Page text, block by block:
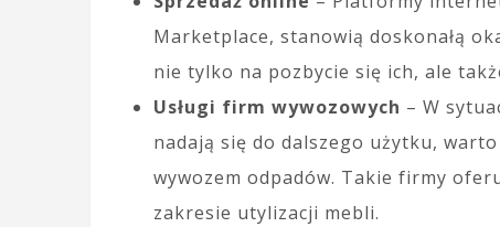
Marketplace, stanowią doskonałą
nie tylko na pozbycie się ich, ale
Usługi firm wywozowych – W
nadają się do dalszego użytku,
wywozem odpadów. Takie firmy
zakresie utylizacji mebli.